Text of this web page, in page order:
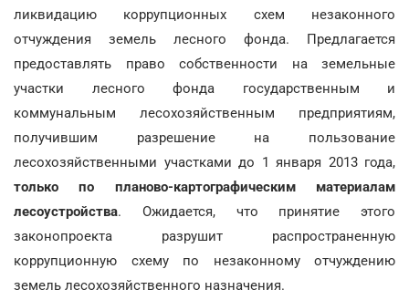
ликвидацию коррупционных схем незаконного
отчуждения земель лесного фонда. Предлагается
предоставлять право собственности на земельные
участки лесного фонда государственным и
коммунальным лесохозяйственным предприятиям,
получившим разрешение на пользование
лесохозяйственными участками до 1 января 2013 года,
только по планово-картографическим материалам
лесоустройства. Ожидается, что принятие этого
законопроекта разрушит распространенную
коррупционную схему по незаконному отчуждению
земель лесохозяйственного назначения.